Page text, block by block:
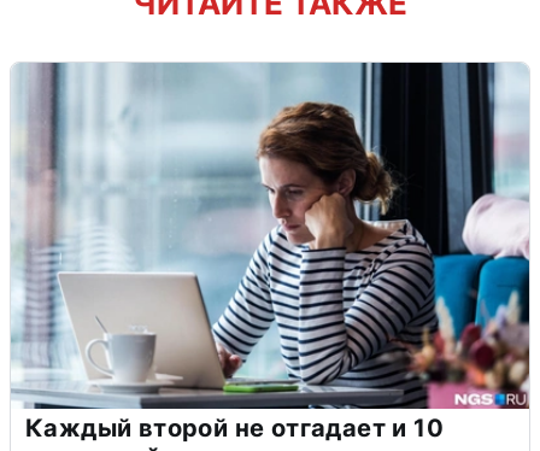
Каждый второй не отгадает и 10